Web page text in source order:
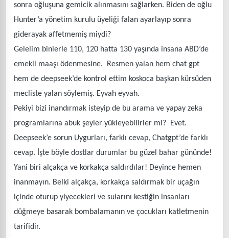
sonra oğluşuna gemicik alınmasını sağlarken. Biden de oğlu
Hunter’a yönetim kurulu üyeliği falan ayarlayıp sonra
giderayak affetmemiş miydi?
Gelelim binlerle 110, 120 hatta 130 yaşında insana ABD’de
emekli maaşı ödenmesine. Resmen yalan hem chat gpt
hem de deepseek’de kontrol ettim koskoca başkan kürsüden
mecliste yalan söylemiş. Eyvah eyvah.
Pekiyi bizi inandırmak isteyip de bu arama ve yapay zeka
programlarına abuk şeyler yükleyebilirler mi? Evet.
Deepseek’e sorun Uygurları, farklı cevap, Chatgpt’de farklı
cevap. İşte böyle dostlar durumlar bu güzel bahar gününde!
Yani biri alçakça ve korkakça saldırdılar! Deyince hemen
inanmayın. Belki alçakça, korkakça saldırmak bir uçağın
içinde oturup yiyecekleri ve sularını kestiğin insanları
düğmeye basarak bombalamanın ve çocukları katletmenin
tarifidir.